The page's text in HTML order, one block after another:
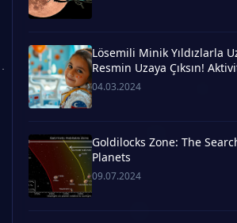
Lösemili Minik Yıldızlarla
Resmin Uzaya Çıksın!
04.03.2024
Goldilocks Zone: The
Planets
09.07.2024